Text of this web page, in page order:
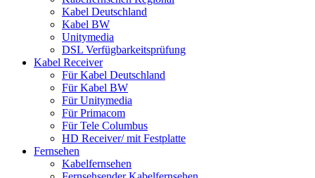
Kabel Deutschland
Kabel BW
Unitymedia
DSL Verfügbarkeitsprüfung
Kabel Receiver
Für Kabel Deutschland
Für Kabel BW
Für Unitymedia
Für Primacom
Für Tele Columbus
HD Receiver/ mit Festplatte
Fernsehen
Kabelfernsehen